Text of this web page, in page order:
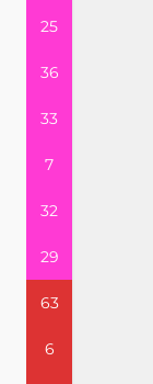
25
36
33
7
32
29
63
6